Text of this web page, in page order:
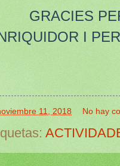
GRACIES
I
11, 2018 No hay